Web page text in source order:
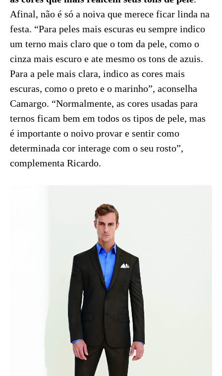
Afinal, não é só a noiva que merece ficar linda na
festa. “Para peles mais escuras eu sempre indico
um terno mais claro que o tom da pele, como o
cinza mais escuro e ate mesmo os tons de azuis.
Para a pele mais clara, indico as cores mais
escuras, como o preto e o marinho”, aconselha
Camargo. “Normalmente, as cores usadas para
ternos ficam bem em todos os tipos de pele, mas
é importante o noivo provar e sentir como
determinada cor interage com o seu rosto”,
complementa Ricardo.